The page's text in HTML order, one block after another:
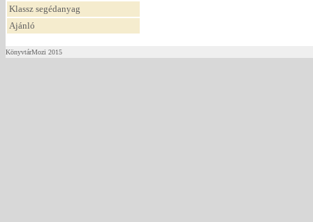
Klassz segédanyag
Ajánló
KönyvtárMozi 2015